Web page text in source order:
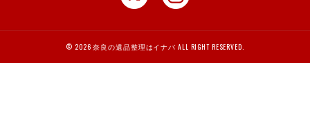
© 2026 奈良の遺品整理はイナバ ALL RIGHT RESERVED.